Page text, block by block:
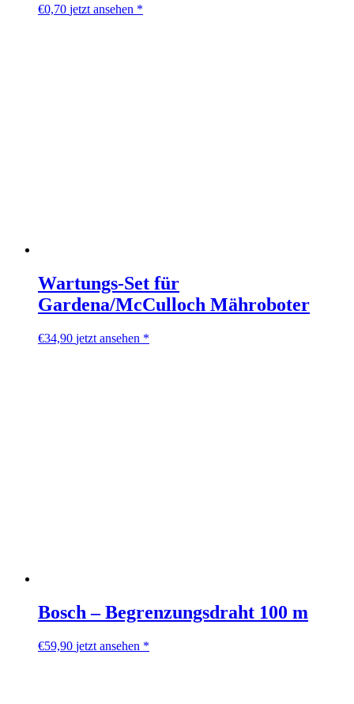
€0,70 jetzt ansehen *
Wartungs-Set für
Gardena/McCulloch Mähroboter
€34,90 jetzt ansehen *
Bosch – Begrenzungsdraht 100 m
€59,90 jetzt ansehen *